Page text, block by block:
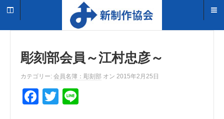
彫刻部会員～江村忠彦～
カテゴリー: 会員名簿：彫刻部 オン 2015年2月25日
F
T